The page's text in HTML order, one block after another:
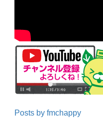
Posts by fmchappy